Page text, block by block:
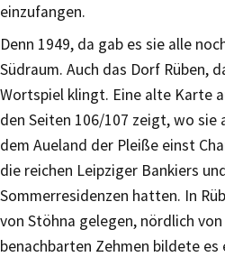
einzufangen.
Denn 1949, da gab es sie alle
Südraum. Auch das Dorf Rüben,
Wortspiel klingt. Eine alte Karte
den Seiten 106/107 zeigt, wo sie
dem Aueland der Pleiße einst
die reichen Leipziger Bankiers
Sommerresidenzen hatten. In
von Stöhna gelegen, nördlich
benachbarten Zehmen bildete